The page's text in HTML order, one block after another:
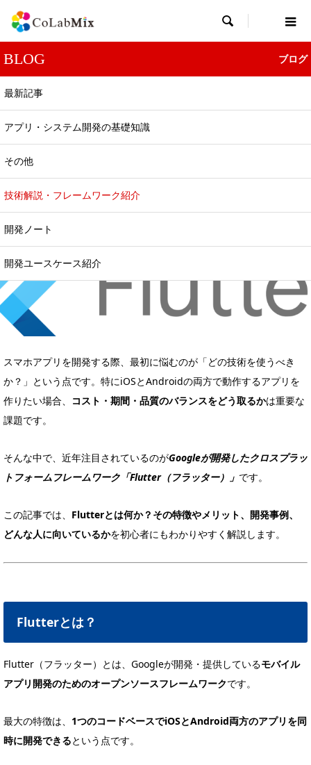

BLOG ブログ
最新記事
アプリ・システム開発の基礎知識
その他
技術解説・フレームワーク紹介
開発ノート
開発ユースケース紹介
技術解説・フレームワーク紹介
Flutterとは？スマホアプリ開発で注目される理
由とメリットを解説【初心者向け】
スマホアプリを開発する際、最初に悩むのが「どの技術を使うべき
か？」という点です。特にiOSとAndroidの両方で動作するアプリを
作りたい場合、
コスト・期間・品質のバランスをどう取るかは重要な
課題です。
そんな中で、近年注目されているのがGoogleが開発したクロスプラッ
トフォームフレームワーク「Flutter（フラッター）」 です。
この記事では、 Flutterとは何か？その特徴やメリット、開発事例、
どんな人に向いているかを初心者にもわかりやすく解説します。
Flutterとは？
Flutter（フラッター）とは、Googleが開発・提供しているモバイル
アプリ開発のためのオープンソースフレームワークです。
最大の特徴は、 1つのコードベースでiOSとAndroid両方のアプリを同
時に開発できるという点です。